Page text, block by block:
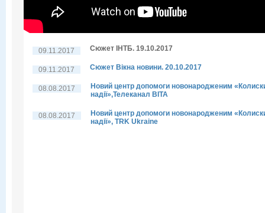
09.11.2017 Сюжет ІНТБ. 19.10.2017
09.11.2017 Сюжет Вікна новини. 20.10.2017
08.08.2017
Новий центр допомоги новонародженим
надії»,Телеканал ВІТА
08.08.2017
Новий центр допомоги новонародженим
надії», TRK Ukraine